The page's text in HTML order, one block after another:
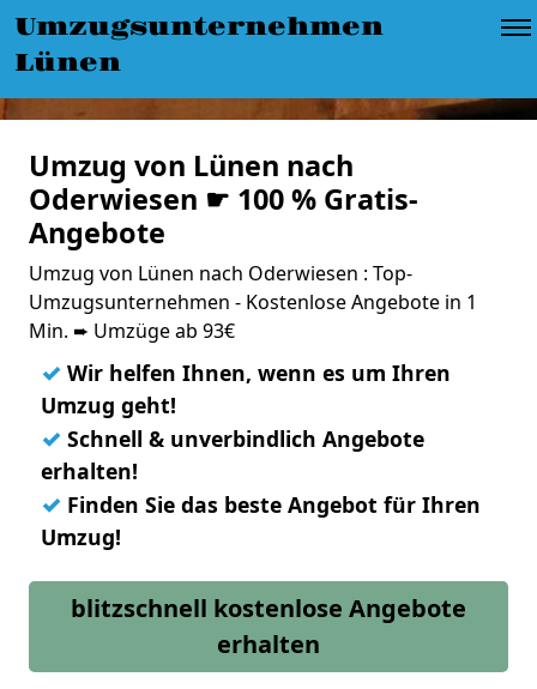
Umzugsunternehmen
Lünen
Umzug von Lünen nach
Oderwiesen ☛ 100 % Gratis-
Angebote
Umzug von Lünen nach Oderwiesen : Top-
Umzugsunternehmen - Kostenlose Angebote in 1
Min. ➨ Umzüge ab 93€
✓ Wir helfen Ihnen, wenn es um Ihren
Umzug geht!
✓ Schnell & unverbindlich Angebote
erhalten!
✓ Finden Sie das beste Angebot für Ihren
Umzug!
blitzschnell kostenlose Angebote
erhalten